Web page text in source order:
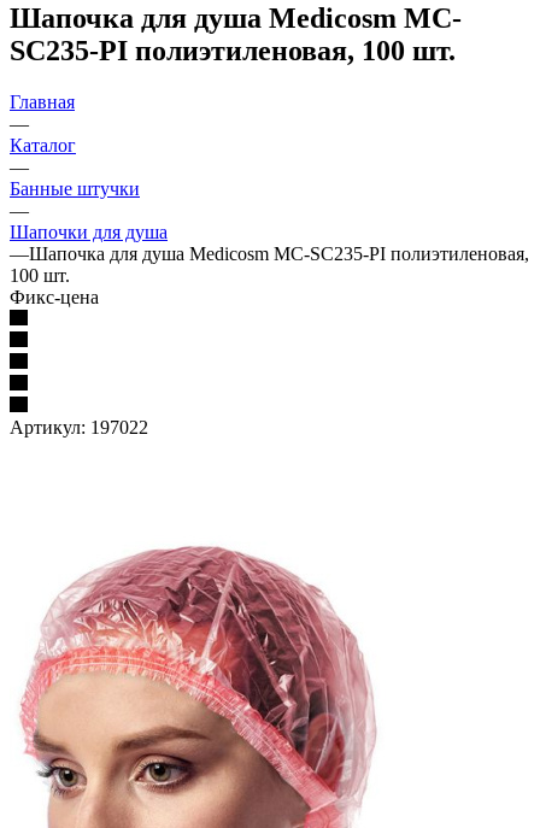
Шапочка для душа Medicosm MC-
SC235-PI полиэтиленовая, 100 шт.
Главная
—
Каталог
—
Банные штучки
—
Шапочки для душа
—Шапочка для душа Medicosm MC-SC235-PI полиэтиленовая,
100 шт.
Фикс-цена
Артикул: 197022